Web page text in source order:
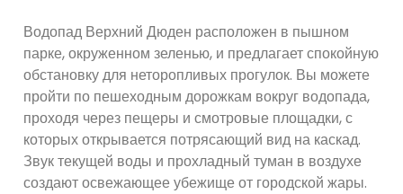
Водопад Верхний Дюден расположен в пышном
парке, окруженном зеленью, и предлагает спокойную
обстановку для неторопливых прогулок. Вы можете
пройти по пешеходным дорожкам вокруг водопада,
проходя через пещеры и смотровые площадки, с
которых открывается потрясающий вид на каскад.
Звук текущей воды и прохладный туман в воздухе
создают освежающее убежище от городской жары.